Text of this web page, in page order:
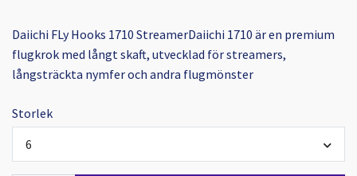
Daiichi FLy Hooks 1710 StreamerDaiichi 1710 är en premium
flugkrok med långt skaft, utvecklad för streamers,
långsträckta nymfer och andra flugmönster
Storlek
6